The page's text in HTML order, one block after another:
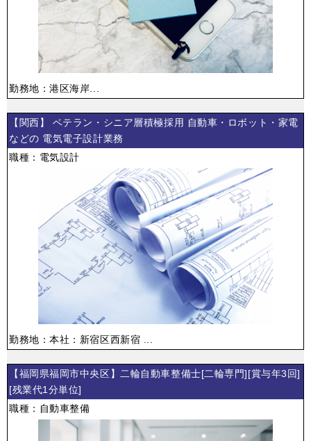
勤務地：港区海岸...
【関西】 ベテラン・シニア層積極採用 自動車・ロボット・家電
などの 電気電子設計業務
職種：電気設計
勤務地：本社：新宿区西新宿 ...
【福岡県福岡市中央区】二輪自動車整備士[二輪専門][賞与年3回]
[残業代1分単位]
職種：自動車整備